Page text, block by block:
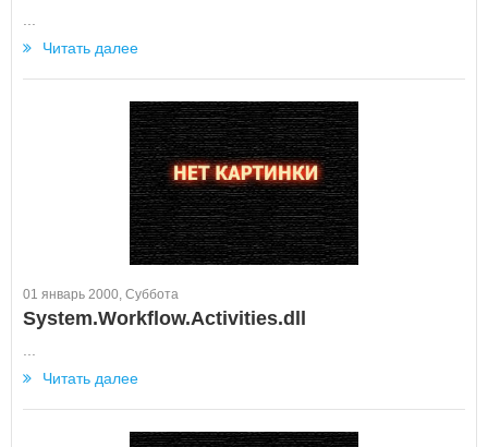
Читать далее
01 январь 2000, Суббота
System.Workflow.Activities.dll
Читать далее